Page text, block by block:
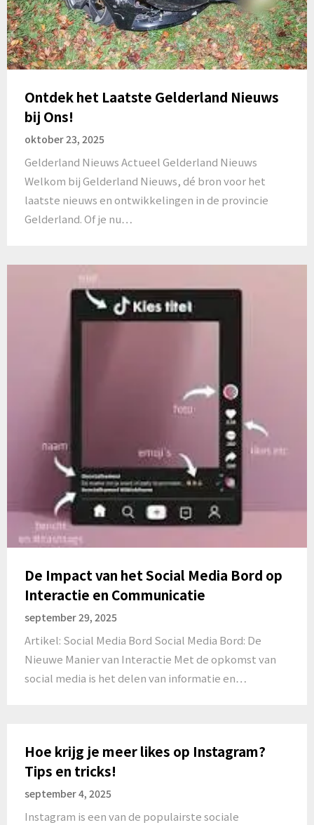
Ontdek het Laatste Gelderland Nieuws
bij Ons!
oktober 23, 2025
Gelderland Nieuws Actueel Gelderland Nieuws
Welkom bij Gelderland Nieuws, dé bron voor het
laatste nieuws en ontwikkelingen in de provincie
Gelderland. Of je nu…
De Impact van het Social Media Bord op
Interactie en Communicatie
september 29, 2025
Artikel: Social Media Bord Social Media Bord: De
Nieuwe Manier van Interactie Met de opkomst van
social media is het delen van informatie en…
Hoe krijg je meer likes op Instagram?
Tips en tricks!
september 4, 2025
Instagram is een van de populairste sociale